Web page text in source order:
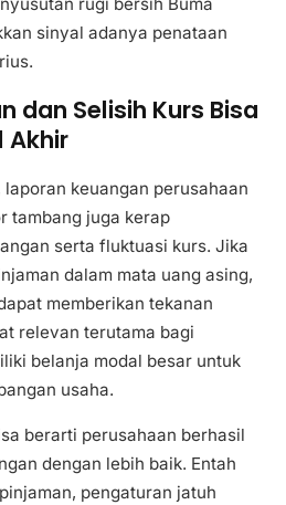
sinyal adanya penataan
dan Selisih Kurs Bisa
Akhir
keuangan perusahaan
tambang juga kerap
serta fluktuasi kurs. Jika
dalam mata uang asing,
memberikan tekanan
relevan terutama bagi
belanja modal besar untuk
usaha.
berarti perusahaan berhasil
dengan lebih baik. Entah
pengaturan jatuh